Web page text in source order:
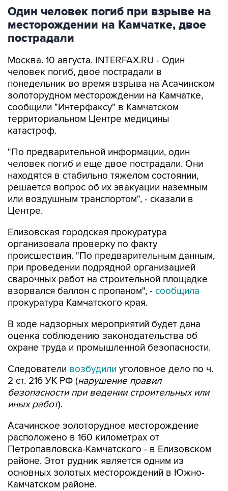
Один человек погиб при взрыве на
месторождении на Камчатке, двое
пострадали
Москва. 10 августа. INTERFAX.RU - Один
человек погиб, двое пострадали в
понедельник во время взрыва на Асачинском
золоторудном месторождении на Камчатке,
сообщили "Интерфаксу" в Камчатском
территориальном Центре медицины
катастроф.
"По предварительной информации, один
человек погиб и еще двое пострадали. Они
находятся в стабильно тяжелом состоянии,
решается вопрос об их эвакуации наземным
или воздушным транспортом", - сказали в
Центре.
Елизовская городская прокуратура
организовала проверку по факту
происшествия. "По предварительным данным,
при проведении подрядной организацией
сварочных работ на строительной площадке
взорвался баллон с пропаном", - сообщила
прокуратура Камчатского края.
В ходе надзорных мероприятий будет дана
оценка соблюдению законодательства об
охране труда и промышленной безопасности.
Следователи возбудили уголовное дело по ч.
2 ст. 216 УК РФ (нарушение правил
безопасности при ведении строительных или
иных работ).
Асачинское золоторудное месторождение
расположено в 160 километрах от
Петропавловска-Камчатского - в Елизовском
районе. Этот рудник является одним из
основных золотых месторождений в Южно-
Камчатском районе.